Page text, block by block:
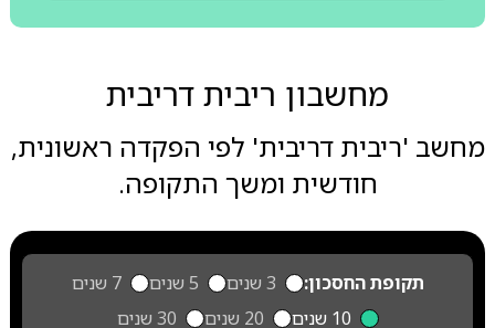
מחשבון ריבית דריבית
מחשב 'ריבית דריבית' לפי הפקדה ראשונית,
חודשית ומשך התקופה.
תקופת החסכון: 3 שנים 5 שנים
7 שנים
10 שנים
20 שנים 30 שנים